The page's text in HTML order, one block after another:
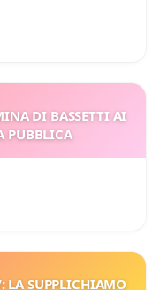
DI BASSETTI AI
PUBBLICA
LA SUPPLICHIAMO